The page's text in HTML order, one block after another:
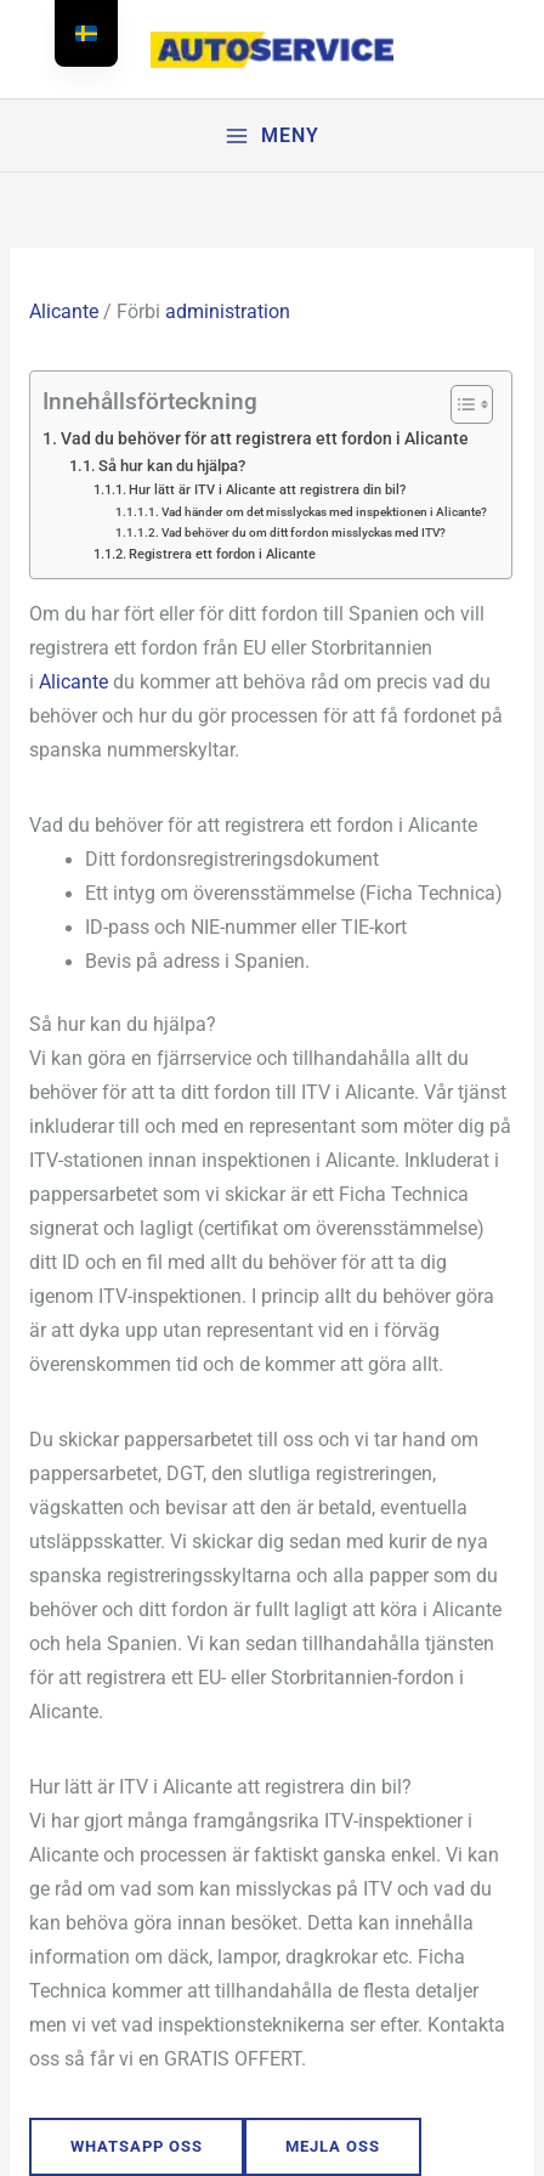
MENY
Alicante/ Förbi administration
Innehållsförteckning
Vad du behöver för att registrera ett fordon i Alicante
Så hur kan du hjälpa?
Hur lätt är ITV i Alicante att registrera din bil?
Vad händer om det misslyckas med inspektionen i Alicante?
Vad behöver du om ditt fordon misslyckas med ITV?
Registrera ett fordon i Alicante
Om du har fört eller för ditt fordon till Spanien och vill
registrera ett fordon från EU eller Storbritannien
i Alicantedu kommer att behöva råd om precis vad du
behöver och hur du gör processen för att få fordonet på
spanska nummerskyltar.
Vad du behöver för att registrera ett fordon i Alicante
Ditt fordonsregistreringsdokument
Ett intyg om överensstämmelse (Ficha Technica)
ID-pass och NIE-nummer eller TIE-kort
Bevis på adress i Spanien.
Så hur kan du hjälpa?
Vi kan göra en fjärrservice och tillhandahålla allt du
behöver för att ta ditt fordon till ITV i Alicante. Vår tjänst
inkluderar till och med en representant som möter dig på
ITV-stationen innan inspektionen i Alicante. Inkluderat i
pappersarbetet som vi skickar är ett Ficha Technica
signerat och lagligt (certifikat om överensstämmelse)
ditt ID och en fil med allt du behöver för att ta dig
igenom ITV-inspektionen. I princip allt du behöver göra
är att dyka upp utan representant vid en i förväg
överenskommen tid och de kommer att göra allt.
Du skickar pappersarbetet till oss och vi tar hand om
pappersarbetet, DGT, den slutliga registreringen,
vägskatten och bevisar att den är betald, eventuella
utsläppsskatter. Vi skickar dig sedan med kurir de nya
spanska registreringsskyltarna och alla papper som du
behöver och ditt fordon är fullt lagligt att köra i Alicante
och hela Spanien. Vi kan sedan tillhandahålla tjänsten
för att registrera ett EU- eller Storbritannien-fordon i
Alicante.
Hur lätt är ITV i Alicante att registrera din bil?
Vi har gjort många framgångsrika ITV-inspektioner i
Alicante och processen är faktiskt ganska enkel. Vi kan
ge råd om vad som kan misslyckas på ITV och vad du
kan behöva göra innan besöket. Detta kan innehålla
information om däck, lampor, dragkrokar etc. Ficha
Technica kommer att tillhandahålla de flesta detaljer
men vi vet vad inspektionsteknikerna ser efter. Kontakta
oss så får vi en GRATIS OFFERT.
WHATSAPP OSS MEJLA OSS